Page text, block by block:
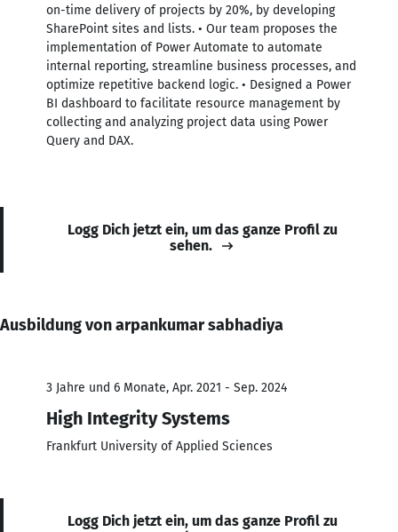
on-time delivery of projects by 20%, by developing
SharePoint sites and lists. • Our team proposes the
implementation of Power Automate to automate
internal reporting, streamline business processes, and
optimize repetitive backend logic. • Designed a Power
BI dashboard to facilitate resource management by
collecting and analyzing project data using Power
Query and DAX.
Logg Dich jetzt ein, um das ganze Profil zu
sehen.
Ausbildung von arpankumar sabhadiya
3 Jahre und 6 Monate, Apr. 2021 - Sep. 2024
High Integrity Systems
Frankfurt University of Applied Sciences
Logg Dich jetzt ein, um das ganze Profil zu